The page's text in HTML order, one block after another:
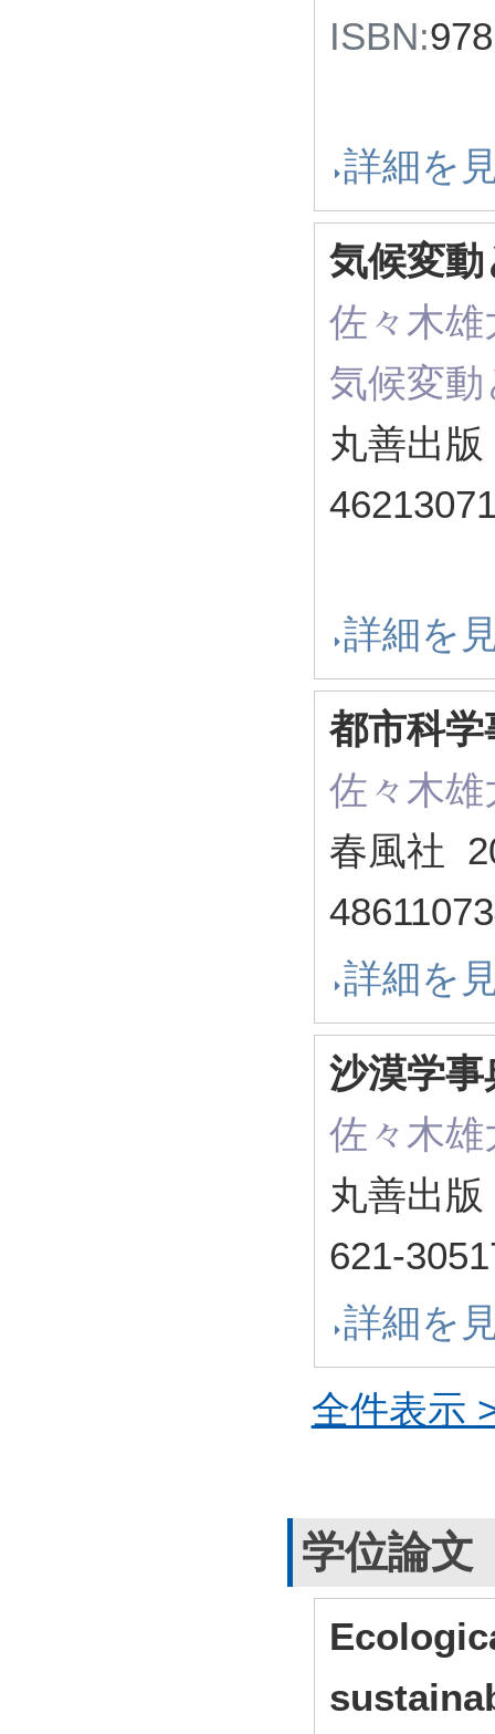
ISBN:
詳細を
気候変
佐々木
気候変
丸善出
詳細を
都市科学
佐々木
春風社
詳細を
沙漠学事
佐々木
丸善出
621-
詳細を
全件表示
学位論文